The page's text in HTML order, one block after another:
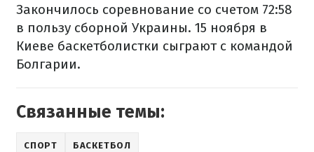
Закончилось соревнование со счетом 72:58
в пользу сборной Украины. 15 ноября в
Киеве баскетболистки сыграют с командой
Болгарии.
Связанные темы:
СПОРТ БАСКЕТБОЛ